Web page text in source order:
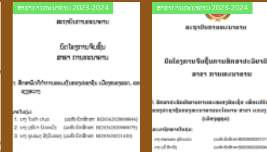
ສາຂາການທະນາຄານ 2023-2024
Posted
on
ສາຂາການທະນາຄານ 2023-2024
Posted
on